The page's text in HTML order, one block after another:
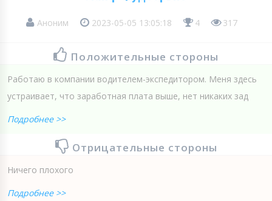
Аноним 2023-05-05 13:05:18 4 317
Положительные стороны
Работаю в компании водителем-экспедитором. Меня здесь
устраивает, что заработная плата выше, нет никаких зад
Подробнее >>
Отрицательные стороны
Ничего плохого
Подробнее >>